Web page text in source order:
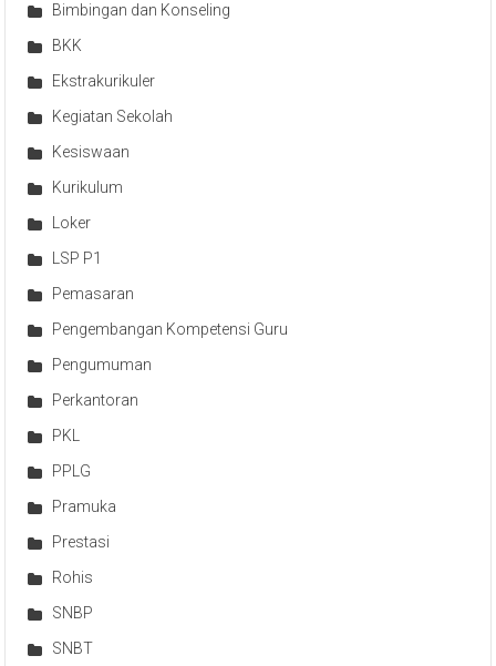
Bimbingan dan Konseling
BKK
Ekstrakurikuler
Kegiatan Sekolah
Kesiswaan
Kurikulum
Loker
LSP P1
Pemasaran
Pengembangan Kompetensi Guru
Pengumuman
Perkantoran
PKL
PPLG
Pramuka
Prestasi
Rohis
SNBP
SNBT